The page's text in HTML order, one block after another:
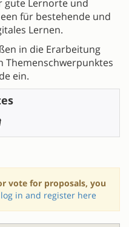
gute Lernorte und
für bestehende und
Lernen.
in die Erarbeitung
Themenschwerpunktes
ein.
vote for proposals, you
in and register here